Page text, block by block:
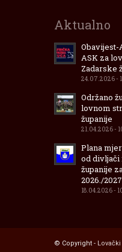
Aktualno
Obavijest-
ASK za
Zadarske
24.07.2026 -
Održano
lovnom
županije
21.04.2026 -
Plana
od divljači
županije
2026./
18.04.2026 -
© Copyright -